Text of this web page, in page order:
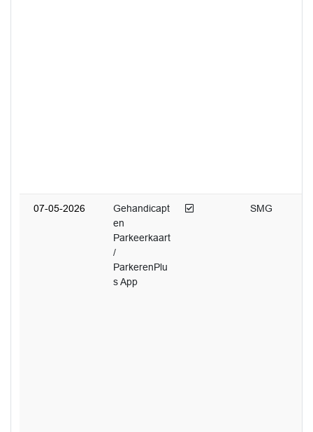
07-05-2026
Gehandicapt
en
Parkeerkaart
/
ParkerenPlu
s App
Afgedaan SMG